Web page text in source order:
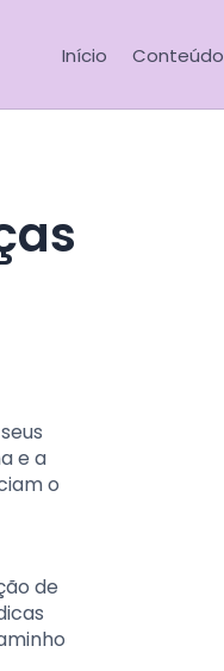
Início Conteúdo
e a
o
de